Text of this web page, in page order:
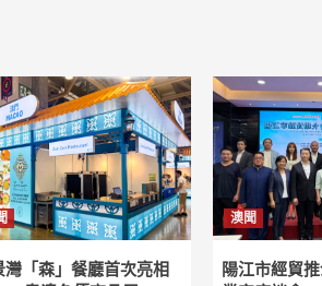
灣「森」餐廳首次亮相
澳聞
陽江市經貿